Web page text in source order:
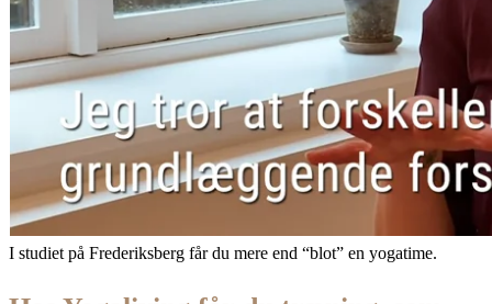
I studiet på Frederiksberg får du mere end “blot” en yogatime.